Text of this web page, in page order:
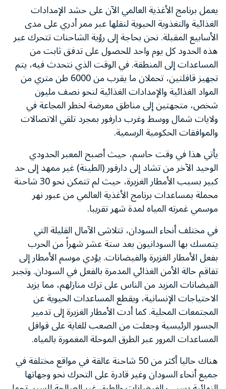
يعمل برنامج الأغذية العالمي الآن على حشد الإمدادات
الغذائية والتغذوية الحيوية لنقلها عبر ممر أدري على مدى
الأسابيع المقبلة. نحن بحاجة إلى رؤية الشاحنات تتحرك عبر
هذه الحدود كل يوم واحد للحصول على تدفق ثابت من
المساعدات إلى المنطقة. في الوقت الذي نتحدث فيه، يتم
تجهيز قافلتين، تحملان ما يقرب من 6000 طن متري من
المواد الغذائية والإمدادات الغذائية لنحو نصف مليون
شخص، متجهتين إلى مناطق معرضة لخطر المجاعة في
ولايات شمال ووسط وغرب دارفور بمجرد تلقي الاتصالات
والموافقات الحكومية الرسمية.
يأتي هذا في وقت حاسم، حيث أصبح المعبر الحدودي
الوحيد الآخر من تشاد إلى دارفور (الطينة) غير ممهد إلى حد
كبير بسبب الأمطار الغزيرة، حيث لم تتمكن نحو 30 شاحنة
محملة بمساعدات برنامج الأغذية العالمي من عبور نهر
موسمي غمرته المياه لمدة شهر تقريبا.
في مختلف أنحاء السودان، تتلاشى الآمال القليلة التي
يتمسك بها السودانيون بعد ستة عشر شهراً من الحرب
بفعل الأمطار الغزيرة والفيضانات. يؤدي موسم الأمطار إلى
تفاقم حالة الأمن الغذائي المدمرة بالفعل في السودان. وتجبر
الفيضانات المزيد من الناس على ترك منازلهم، مما يزيد
الاحتياجات الإنسانية، ويقطع المساعدات الحيوية عن
المجتمعات المحلية. كما أدت الأمطار الغزيرة إلى تدمير
الجسور الرئيسية وجعلت من الصعب للغاية على قوافل
المساعدات المرور عبر الطرق الموحلة المغمورة بالمياه.
هناك حاليا أكثر من 50 شاحنة عالقة في مواقع مختلفة في
جميع أنحاء السودان وغير قادرة على التحرك نحو وجهاتها